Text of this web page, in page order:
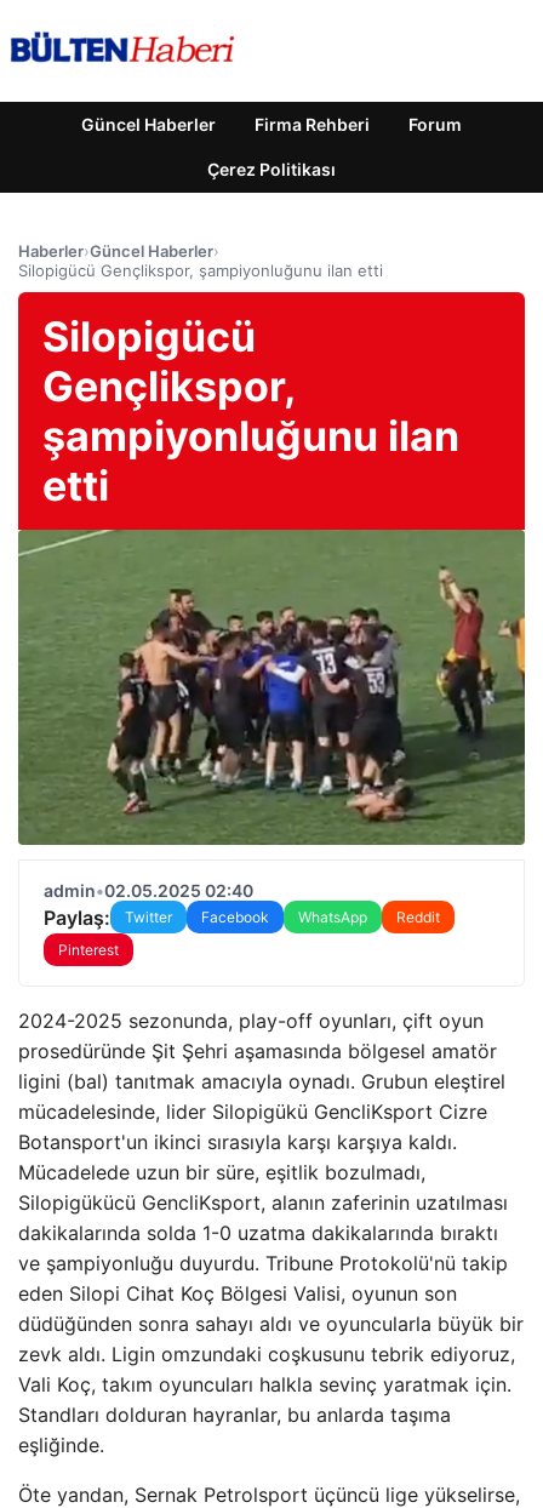
Güncel Haberler Firma Rehberi Forum
Çerez Politikası
Haberler›Güncel Haberler›
Silopigücü Gençlikspor, şampiyonluğunu ilan etti
Silopigücü
Gençlikspor,
şampiyonluğunu ilan
etti
admin•02.05.2025 02:40
Paylaş: Twitter Facebook WhatsApp
Reddit
Pinterest
2024-2025 sezonunda, play-off oyunları, çift oyun
prosedüründe Şit Şehri aşamasında bölgesel amatör
ligini (bal) tanıtmak amacıyla oynadı. Grubun eleştirel
mücadelesinde, lider Silopigükü GencliKsport Cizre
Botansport'un ikinci sırasıyla karşı karşıya kaldı.
Mücadelede uzun bir süre, eşitlik bozulmadı,
Silopigükücü GencliKsport, alanın zaferinin uzatılması
dakikalarında solda 1-0 uzatma dakikalarında bıraktı
ve şampiyonluğu duyurdu. Tribune Protokolü'nü takip
eden Silopi Cihat Koç Bölgesi Valisi, oyunun son
düdüğünden sonra sahayı aldı ve oyuncularla büyük bir
zevk aldı. Ligin omzundaki coşkusunu tebrik ediyoruz,
Vali Koç, takım oyuncuları halkla sevinç yaratmak için.
Standları dolduran hayranlar, bu anlarda taşıma
eşliğinde.
Öte yandan, Sernak Petrolsport üçüncü lige yükselirse,